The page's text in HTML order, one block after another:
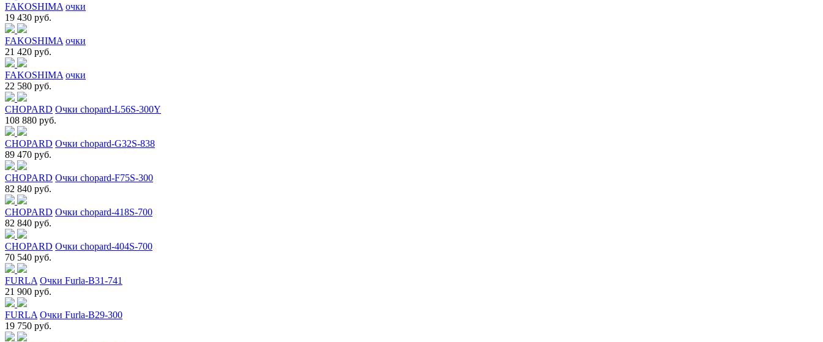
FAKOSHIMA очки
19 430 руб.
FAKOSHIMA очки
21 420 руб.
FAKOSHIMA очки
22 580 руб.
CHOPARD Очки chopard-L56S-300Y
108 880 руб.
CHOPARD Очки chopard-G32S-838
89 470 руб.
CHOPARD Очки chopard-F75S-300
82 840 руб.
CHOPARD Очки chopard-418S-700
82 840 руб.
CHOPARD Очки chopard-404S-700
70 540 руб.
FURLA Очки Furla-B31-741
21 900 руб.
FURLA Очки Furla-B29-300
19 750 руб.